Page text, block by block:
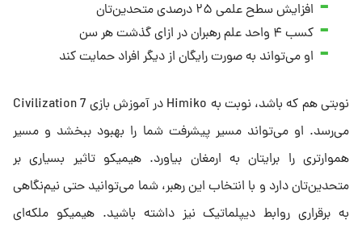
افزایش سطح علمی ۲۵ درصدی متحدین‌تان
کسب ۴ واحد علم رهبران در ازای گذشت هر سن
او می‌تواند به صورت رایگان از دیگر افراد حمایت کند
نوبتی هم که باشد، نوبت به Himiko در آموزش بازی Civilization 7
می‌رسد. او می‌تواند مسیر پیشرفت شما را بهبود ببخشد و مسیر
هموارتری را برایتان به ارمغان بیاورد. هیمیکو تاثیر بسیاری بر
متحدین‌تان دارد و با انتخاب این رهبر، شما می‌توانید حتی نیم‌نگاهی
به برقراری روابط دیپلماتیک نیز داشته باشید. هیمیکو ملکه‌ای